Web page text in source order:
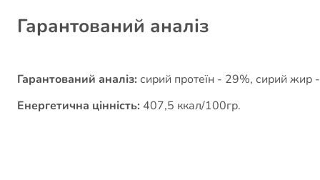
Гарантований аналіз
Гарантований аналіз: сирий протеїн - 29%, сирий
Енергетична цінність: 407,5 ккал/100гр.